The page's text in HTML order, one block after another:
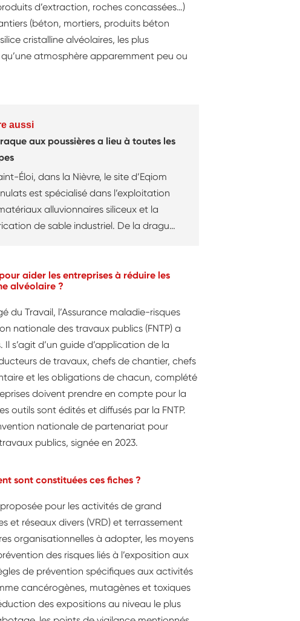
d’extraction, roches concassées…)
(béton, mortiers, produits béton
cristalline alvéolaires, les plus
atmosphère apparemment peu ou
aussi
aux poussières a lieu à toutes les
Éloi, dans la Nièvre, le site d’Eqiom
est spécialisé dans l’exploitation
alluvionnaires siliceux et la
de sable industriel. De la drague
des risques chimiques,
liés aux poussières et à la silice,
négliger aucune étape.
aider les entreprises à réduire les
alvéolaire ?
du Travail, l’Assurance maladie-risques
nationale des travaux publics (FNTP) a
s’agit d’un guide d’application de la
de travaux, chefs de chantier, chefs
et les obligations de chacun, complété
doivent prendre en compte pour la
outils sont édités et diffusés par la FNTP.
nationale de partenariat pour
publics, signée en 2023.
sont constituées ces fiches ?
pour les activités de grand
et réseaux divers (VRD) et terrassement
organisationnelles à adopter, les moyens
des risques liés à l’expo­sition aux
de prévention spécifiques aux acti­vités
cancérogènes, mutagènes et toxiques
des expositions au niveau le plus